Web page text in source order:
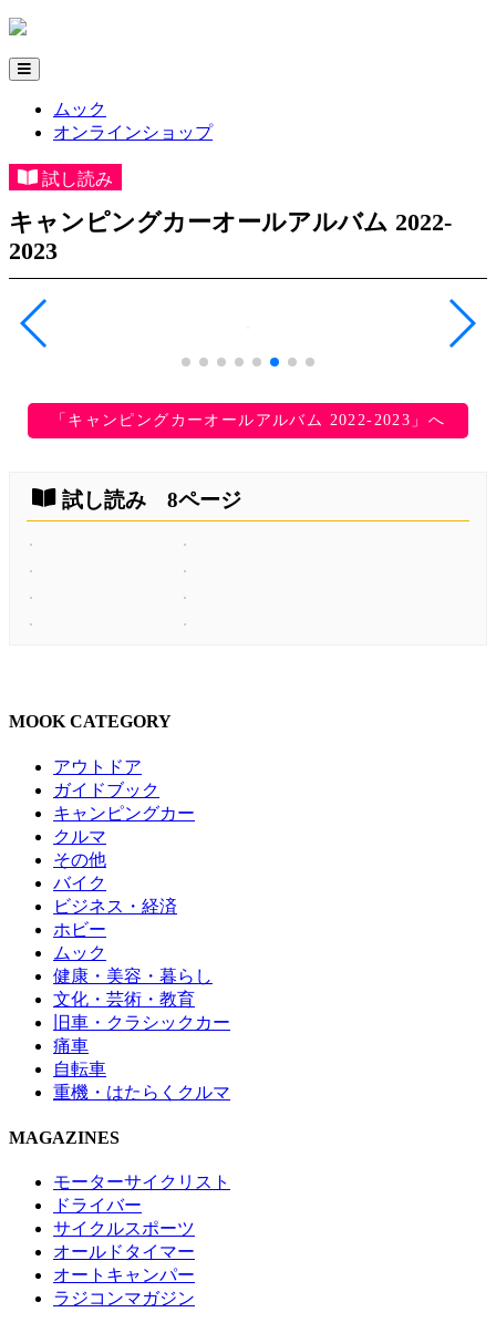
ムック
オンラインショップ
試し読み
キャンピングカーオールアルバム 2022-
2023
「キャンピングカーオールアルバム 2022-2023」へ
試し読み 8ページ
MOOK CATEGORY
アウトドア
ガイドブック
キャンピングカー
クルマ
その他
バイク
ビジネス・経済
ホビー
ムック
健康・美容・暮らし
文化・芸術・教育
旧車・クラシックカー
痛車
自転車
重機・はたらくクルマ
MAGAZINES
モーターサイクリスト
ドライバー
サイクルスポーツ
オールドタイマー
オートキャンパー
ラジコンマガジン